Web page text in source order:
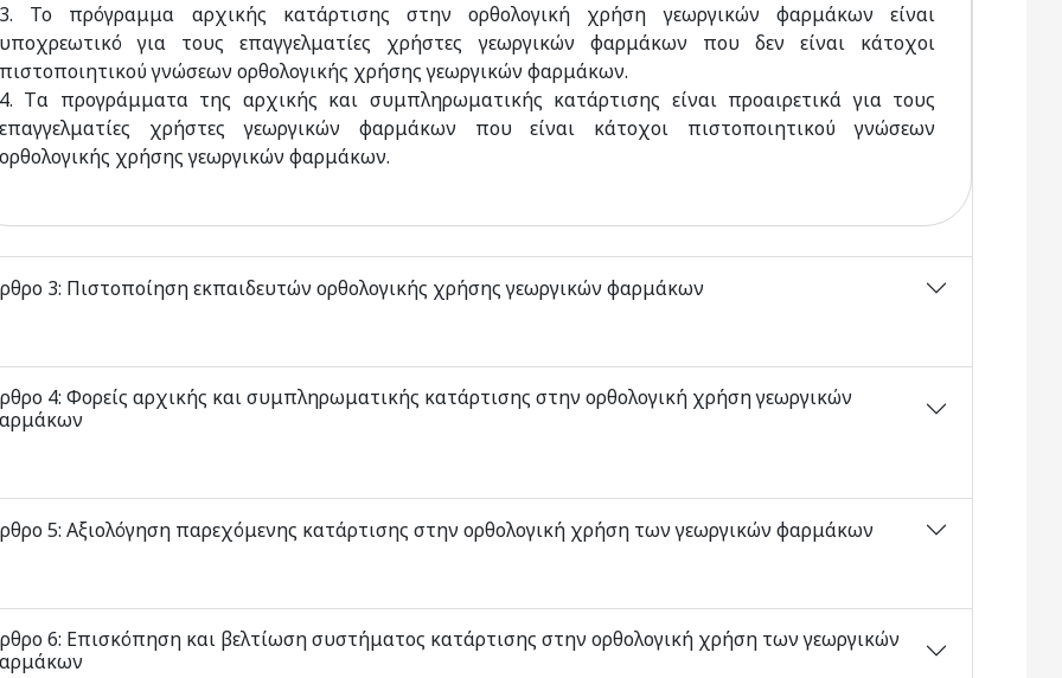
3. Το πρόγραμμα αρχικής κατάρτισης στην ορθολογική χρήση γεωργικών φαρμάκων είναι
υποχρεωτικό για τους επαγγελματίες χρήστες γεωργικών φαρμάκων που δεν είναι κάτοχοι
πιστοποιητικού γνώσεων ορθολογικής χρήσης γεωργικών φαρμάκων.
4. Tα προγράμματα της αρχικής και συμπληρωματικής κατάρτισης είναι προαιρετικά για τους
επαγγελματίες χρήστες γεωργικών φαρμάκων που είναι κάτοχοι πιστοποιητικού γνώσεων
ορθολογικής χρήσης γεωργικών φαρμάκων.
3: Πιστοποίηση εκπαιδευτών ορθολογικής χρήσης γεωργικών φαρμάκων
4: Φορείς αρχικής και συμπληρωματικής κατάρτισης στην ορθολογική χρήση γεωργικών
5: Αξιολόγηση παρεχόμενης κατάρτισης στην ορθολογική χρήση των γεωργικών φαρμάκων
6: Επισκόπηση και βελτίωση συστήματος κατάρτισης στην ορθολογική χρήση των γεωργικών